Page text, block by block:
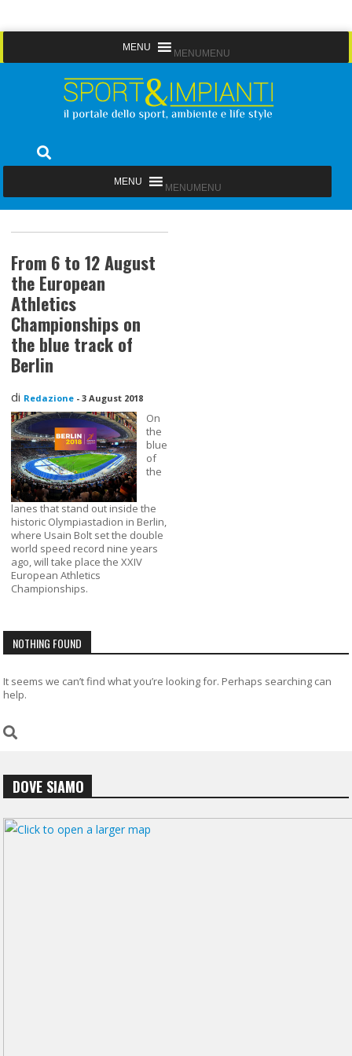
to
MENU MENU
Sport&Impianti
MENU MENU
From 6 to 12 August
the European
Athletics
Championships on
the blue track of
Berlin
di Redazione -3 August 2018
On
the
blue
of
the
lanes that stand out inside the
historic Olympiastadion in Berlin,
where Usain Bolt set the double
world speed record nine years
ago, will take place the XXIV
European Athletics
Championships.
NOTHING FOUND
It seems we can’t find what you’re looking for. Perhaps searching can
help.
DOVE SIAMO